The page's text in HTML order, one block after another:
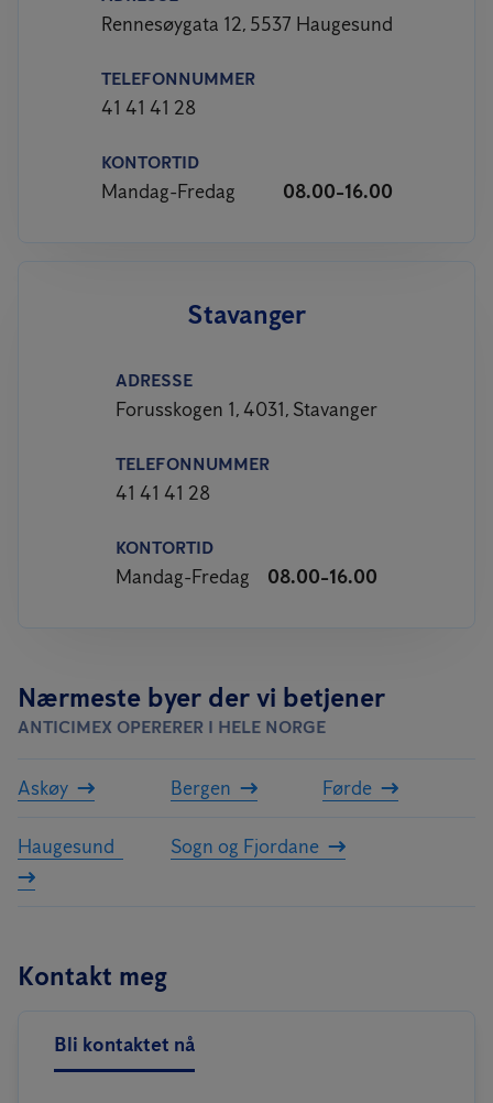
Rennesøygata 12, 5537 Haugesund
TELEFONNUMMER
41 41 41 28
KONTORTID
Mandag-Fredag 08.00-16.00
Stavanger
ADRESSE
Forusskogen 1, 4031, Stavanger
TELEFONNUMMER
41 41 41 28
KONTORTID
Mandag-Fredag 08.00-16.00
Nærmeste byer der vi betjener
ANTICIMEX OPERERER I HELE NORGE
Askøy Bergen Førde
Haugesund Sogn og Fjordane
Kontakt meg
Bli kontaktet nå